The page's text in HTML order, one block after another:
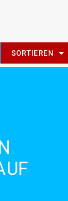
SORTIEREN